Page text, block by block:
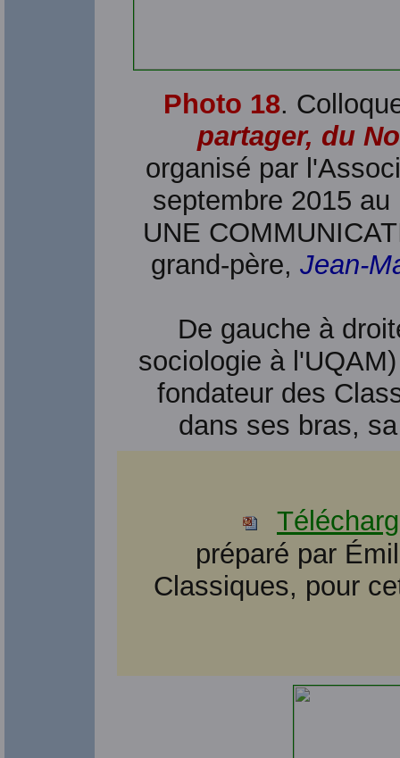
Photo 18.
partager, du
organisé par
septembre 2015
UNE
grand-père, Jean-
De gauche à
sociologie à
fondateur des
dans ses bras,
préparé par
Classiques, pour